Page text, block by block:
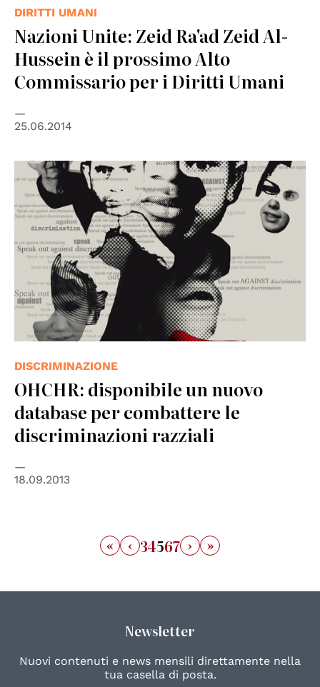
DIRITTI UMANI
Nazioni Unite: Zeid Ra'ad Zeid Al-
Hussein è il prossimo Alto
Commissario per i Diritti Umani
25.06.2014
© CoE
DISCRIMINAZIONE
OHCHR: disponibile un nuovo
database per combattere le
discriminazioni razziali
18.09.2013
« ‹ 34567 › »
Newsletter
Nuovi contenuti e news mensili direttamente nella
tua casella di posta.